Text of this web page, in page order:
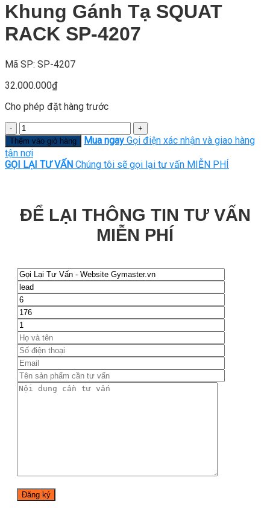
Khung Gánh Tạ SQUAT
RACK SP-4207
Mã SP: SP-4207
32.000.000₫
Cho phép đặt hàng trước
Số
lượng
Thêm vào giỏ hàng Mua ngay Gọi điện xác nhận và giao hàng
tận nơi
GỌI LẠI TƯ VẤN Chúng tôi sẽ gọi lại tư vấn MIỄN PHÍ
ĐỂ LẠI THÔNG TIN TƯ VẤN
MIỄN PHÍ